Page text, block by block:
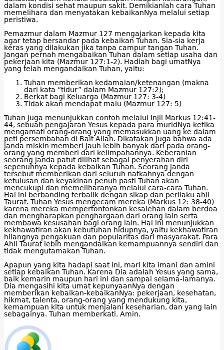
dalam kondisi sehat maupun sakit. Demikianlah cara Tuhan
memelihara dan menyatakan kebaikanNya melalui setiap
peristiwa.
Pemazmur dalam Mazmur 127 mengajarkan kepada kita
agar tetap bersandar pada kebaikan Tuhan. Sia-sia kerja
keras yang dilakukan jika tanpa campur tangan Tuhan.
Jangan pernah mengabaikan Tuhan dalam setiap usaha dan
pekerjaan kita (Mazmur 127:1-2). Hadiah bagi umatNya
yang telah mengandalkan Tuhan, yaitu:
Tuhan memberikan kedamaian/ketenangan (makna
dari kata “tidur” dalam Mazmur 127:2);
Berkat bagi Keluarga (Mazmur 127: 3-4)
Tidak akan mendapat malu (Mazmur 127: 5)
Tuhan juga menunjukkan contoh melalui Injil Markus 12:41-
44, sebuah pengajaran Yesus kepada para muridNya ketika
mengamati orang-orang yang memasukkan uang ke dalam
peti persembahan di Bait Allah. Dikatakan juga bahwa ada
janda miskin memberi jauh lebih banyak dari pada orang-
orang yang memberi dari kelimpahannya. Keberanian
seorang janda patut dilihat sebagai penyerahan diri
sepenuhnya kepada kebaikan Tuhan. Seorang janda
tersebut memberikan dari seluruh nafkahnya dengan
ketulusan dan keyakinan penuh pasti Tuhan akan
mencukupi dan memeliharanya melalui cara-cara Tuhan.
Hal ini berbanding terbalik dengan sikap dan perilaku ahli
Taurat. Tuhan Yesus mengecam mereka (Markus 12: 38-40)
karena mereka mempertontonkan kesalehan dalam berdoa
dan mengharapkan penghargaan dari orang lain serta
membawa kesusahan bagi orang lain. Hal ini menunjukkan
kekhawatiran akan kebutuhan hidupnya, yaitu kekhawatiran
hilangnya pengakuan dan popularitas dari masyarakat. Para
Ahli Taurat lebih mengandalkan kemampuannya sendiri dan
tidak mengutamakan Tuhan.
Apapun yang kita hadapi saat ini, mari kita imani dan amini
setiap kebaikan Tuhan. Karena Dia adalah Yesus yang sama,
baik kemarin maupun hari ini dan sampai selama-lamanya.
Dia mengasihi kita umat kepunyaanNya dengan
memberikan kebaikan-kebaikanNya: pekerjaan, kesehatan,
hikmat, talenta, orang-orang yang mendukung kita,
kemampuan kita untuk menjalani keseharian, dan yang lain
sebagainya. Tuhan memberkati. Amin.